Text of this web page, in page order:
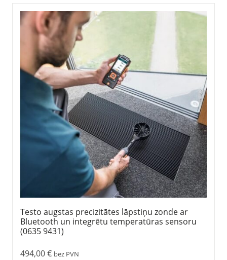
Testo augstas precizitātes lāpstiņu zonde ar
Bluetooth un integrētu temperatūras sensoru
(0635 9431)
494,00€ bez PVN